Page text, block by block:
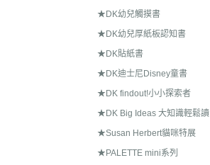
★DK幼兒觸摸書
★DK幼兒厚紙板認知書
★DK貼紙書
★DK迪士尼Disney童書
★DK findout!小小探索者
★DK Big Ideas 大知識輕鬆讀
★Susan Herbert貓咪特展
★PALETTE mini系列